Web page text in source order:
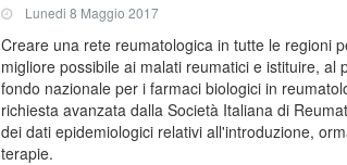
Lunedi 8 Maggio 2017
Creare una rete reumatologica in tutte le regioni
migliore possibile ai malati reumatici e istituire, al
fondo nazionale per i farmaci biologici in
richiesta avanzata dalla Società Italiana di
dei dati epidemiologici relativi all'introduzione,
terapie.